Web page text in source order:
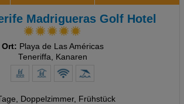
Madrigueras Golf Hotel
Ort: Playa de Las Américas
Teneriffa, Kanaren
, Doppelzimmer, Frühstück